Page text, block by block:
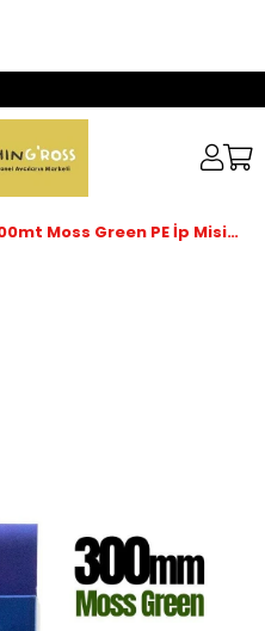
Fujin Hex Braid 8x 300mt Moss Green PE İp Misina